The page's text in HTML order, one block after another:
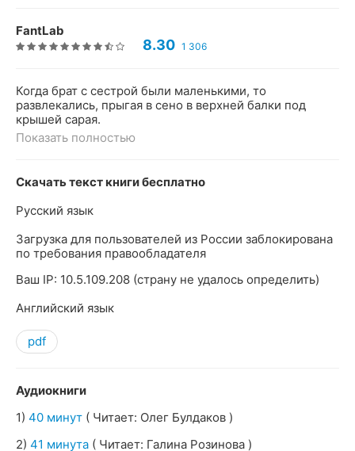
FantLab
8.30 1 306
Когда брат с сестрой были маленькими, то
развлекались, прыгая в сено в верхней балки под
крышей сарая.
Показать полностью
Скачать текст книги бесплатно
Русский язык
Загрузка для пользователей из России заблокирована
по требования правообладателя
Ваш IP: 10.5.109.208 (страну не удалось определить)
Английский язык
pdf
Аудиокниги
1) 40 минут ( Читает: Олег Булдаков )
2) 41 минута ( Читает: Галина Розинова )